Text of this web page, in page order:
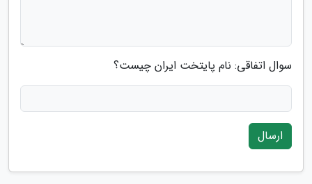
سوال اتفاقی: نام پایتخت ایران چیست؟
ارسال